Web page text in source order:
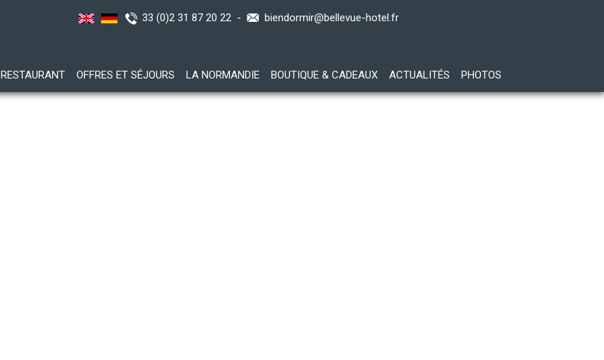
biendormir@bellevue-hotel.fr
33 (0)2 31 87 20 22 -
RESTAURANT OFFRES ET SÉJOURS LA NORMANDIE BOUTIQUE & CADEAUX ACTUALITÉS PHOTOS